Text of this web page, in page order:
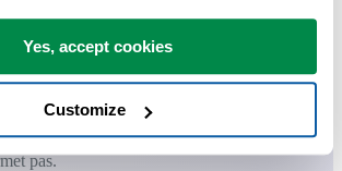
Yes, accept cookies
Customize
dans Excel. Tout
à gagner du temps et à faire des choses
pas.